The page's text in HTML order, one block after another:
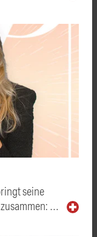
seine
…